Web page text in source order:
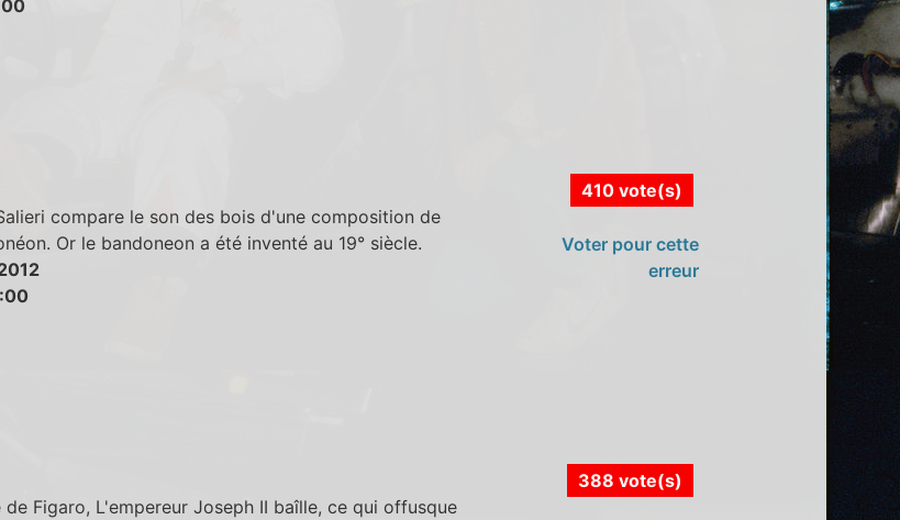
compare le son des bois d'une composition de
Or le bandoneon a été inventé au 19° siècle.
410 vote(s)
Voter pour cette
erreur
Figaro, L'empereur Joseph II baîlle, ce qui offusque
388 vote(s)